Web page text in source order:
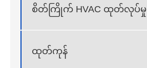
စိတ်ကြိုက် HVAC ထုတ်လုပ်မှု
ထုတ်ကုန်